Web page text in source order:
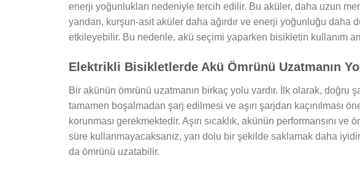
enerji yoğunlukları nedeniyle tercih edilir. Bu aküler, daha uzun
yandan, kurşun-asit aküler daha ağırdır ve enerji yoğunluğu daha
etkileyebilir. Bu nedenle, akü seçimi yaparken bisikletin kullanım
Elektrikli Bisikletlerde Akü Ömrünü Uzatmanın
Bir akünün ömrünü uzatmanın birkaç yolu vardır. İlk olarak, doğru
tamamen boşalmadan şarj edilmesi ve aşırı şarjdan kaçınılması
korunması gerekmektedir. Aşırı sıcaklık, akünün performansını
süre kullanmayacaksanız, yarı dolu bir şekilde saklamak daha
da ömrünü uzatabilir.